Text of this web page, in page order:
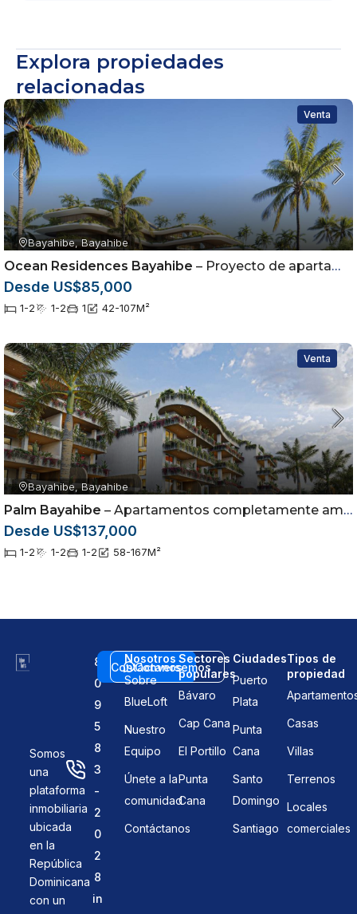
Explora propiedades
relacionadas
Venta
Bayahibe, Bayahibe
Ocean Residences Bayahibe – Proyecto de apartamentos ubicados en Bayahibe
Desde US$85,000
1-2 1-2 1 42-107M²
Venta
Bayahibe, Bayahibe
Palm Bayahibe – Apartamentos completamente amueblados en Bayahibe
Desde US$137,000
1-2 1-2 1-2 58-167M²
Somos
una
plataforma
inmobiliaria
ubicada
en la
República
Dominicana
con un
8
0
9
5
8
3
-
2
0
2
8
in
Contáctanos
Conversemos
Nosotros
Sobre
BlueLoft
Nuestro
Equipo
Únete a la
comunidad
Contáctanos
Sectores
populares
Bávaro
Cap Cana
El Portillo
Punta
Cana
Ciudades
Puerto
Plata
Punta
Cana
Santo
Domingo
Santiago
Tipos de
propiedad
Casas
Villas
Terrenos
Locales
comerciales